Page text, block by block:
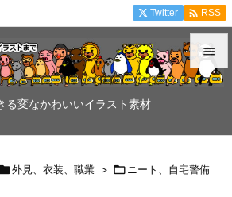
る変なかわいいイラスト素材



Twitter  RSS
外見、衣装、職業 >  ニート、自宅警備